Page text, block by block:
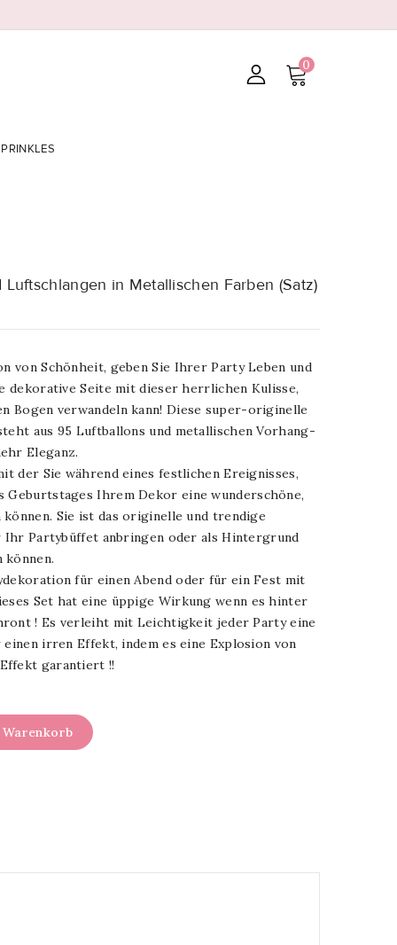
0
in Metallischen Farben (Satz)
von Schönheit, geben Sie Ihrer Party Leben und
dekorative Seite mit dieser herrlichen Kulisse,
Bogen verwandeln kann! Diese super-originelle
aus 95 Luftballons und metallischen Vorhang-
Eleganz.
der Sie während eines festlichen Ereignisses,
Ihrem Dekor eine wunderschöne,
Sie ist das originelle und trendige
Ihr Partybüffet anbringen oder als Hintergrund
für einen Abend oder für ein Fest mit
Set hat eine üppige Wirkung wenn es hinter
! Es verleiht mit Leichtigkeit jeder Party eine
irren Effekt, indem es eine Explosion von
garantiert !!
Warenkorb